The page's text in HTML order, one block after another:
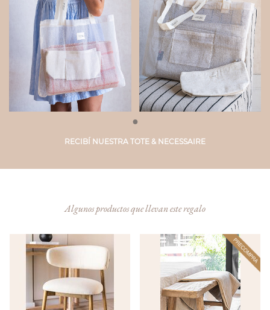
RECIBÍ NUESTRA TOTE & NECESSAIRE
Algunos productos que llevan este regalo